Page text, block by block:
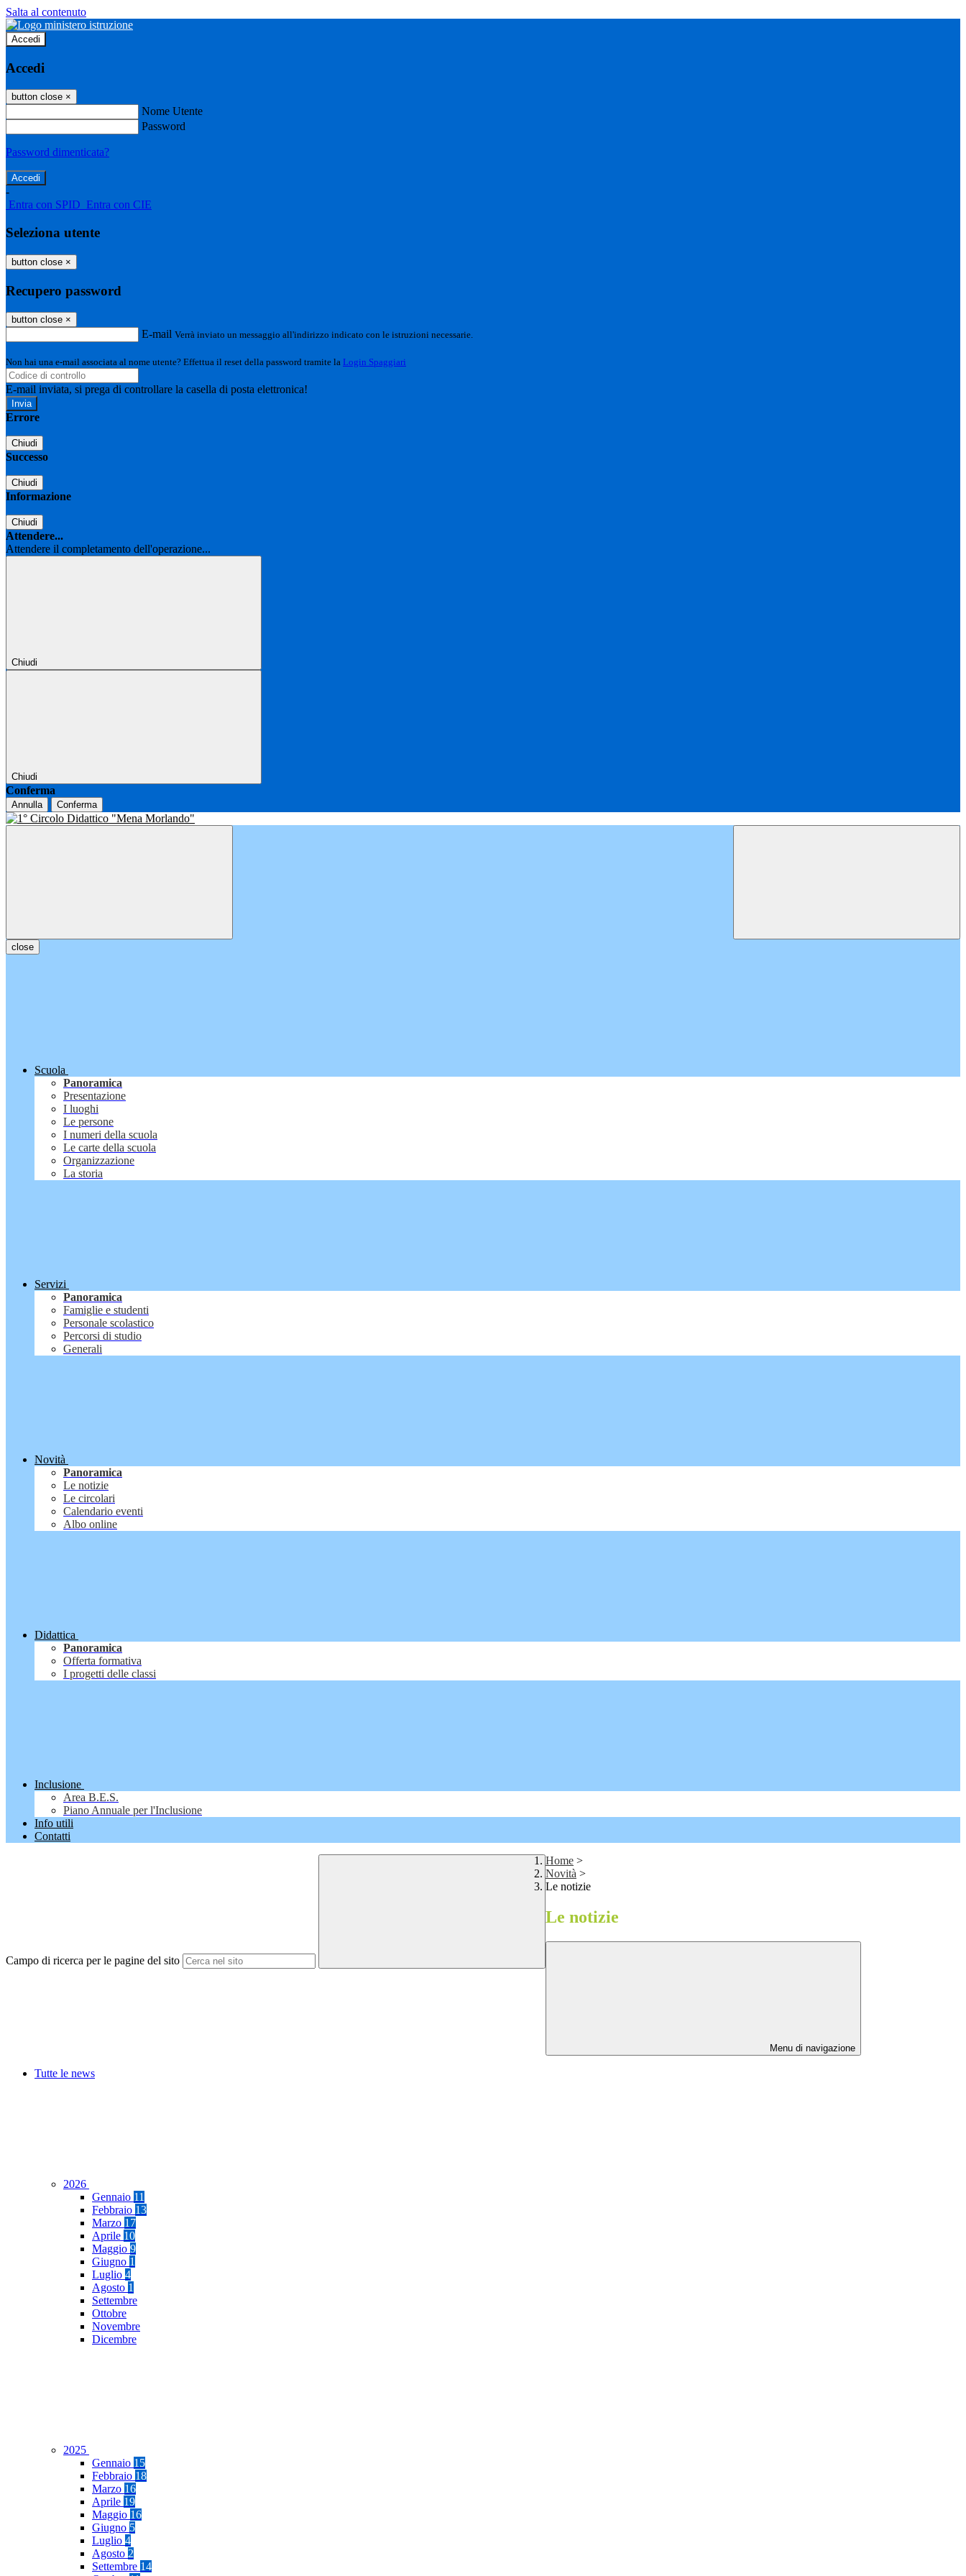
Salta al contenuto
Accedi
Accedi
button close ×
Nome Utente
Password
Password dimenticata?
-
Entra con SPID Entra con CIE
Seleziona utente
button close ×
Recupero password
button close ×
E-mail Verrà inviato un messaggio all'indirizzo indicato con le istruzioni necessarie.
Non hai una e-mail associata al nome utente? Effettua il reset della password tramite la Login Spaggiari
E-mail inviata, si prega di controllare la casella di posta elettronica!
Errore
Chiudi
Successo
Chiudi
Informazione
Chiudi
Attendere...
Attendere il completamento dell'operazione...
Chiudi
Chiudi
Conferma
Annulla Conferma
close
Scuola
Panoramica
Presentazione
I luoghi
Le persone
I numeri della scuola
Le carte della scuola
Organizzazione
La storia
Servizi
Panoramica
Famiglie e studenti
Personale scolastico
Percorsi di studio
Generali
Novità
Panoramica
Le notizie
Le circolari
Calendario eventi
Albo online
Didattica
Panoramica
Offerta formativa
I progetti delle classi
Inclusione
Area B.E.S.
Piano Annuale per l'Inclusione
Info utili
Contatti
Campo di ricerca per le pagine del sito
Home >
Novità >
Le notizie
Le notizie
Menu di navigazione
Tutte le news
2026
Gennaio 11
Febbraio 13
Marzo 17
Aprile 10
Maggio 9
Giugno 1
Luglio 4
Agosto 1
Settembre
Ottobre
Novembre
Dicembre
2025
Gennaio 15
Febbraio 18
Marzo 16
Aprile 19
Maggio 16
Giugno 5
Luglio 4
Agosto 2
Settembre 14